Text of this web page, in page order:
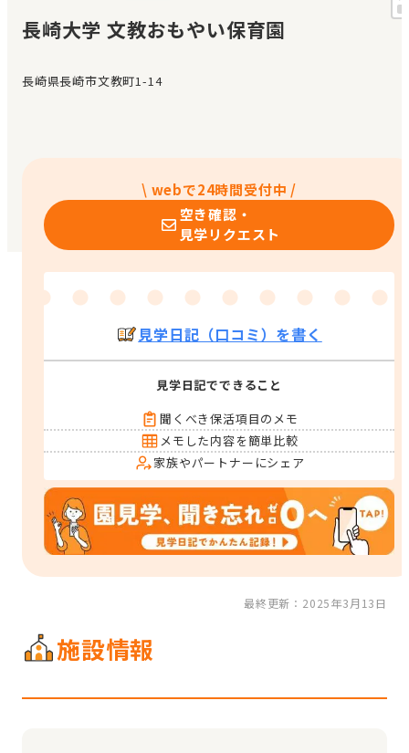
おすすめの園
エンクルの特徴と活用方法
長崎大学 文教おもやい保育園
長崎県長崎市文教町1-14
\ webで24時間受付中 /
空き確認・
見学リクエスト
見学日記（口コミ）を書く
見学日記でできること
聞くべき保活項目のメモ
メモした内容を簡単比較
家族やパートナーにシェア
最終更新：2025年3月13日
施設情報